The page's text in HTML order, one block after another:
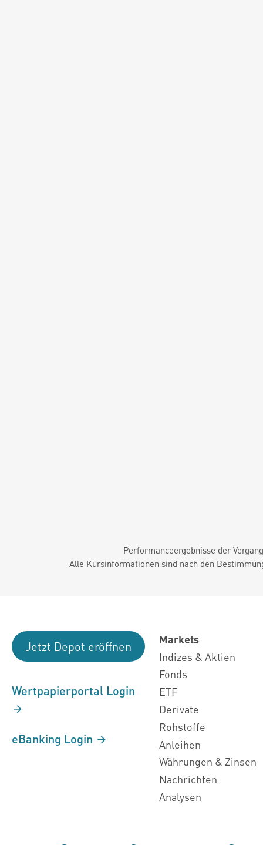
Performanceergebnisse der
Alle Kursinformationen sind nach den
Jetzt Depot eröffnen
Wertpapierportal Login
eBanking Login
Markets
Indizes & Aktien
Fonds
ETF
Derivate
Rohstoffe
Anleihen
Währungen & Zinsen
Nachrichten
Analysen